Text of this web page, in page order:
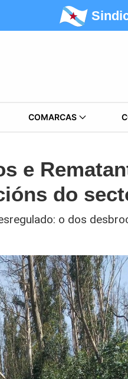
COMARCAS
e
do
o dos